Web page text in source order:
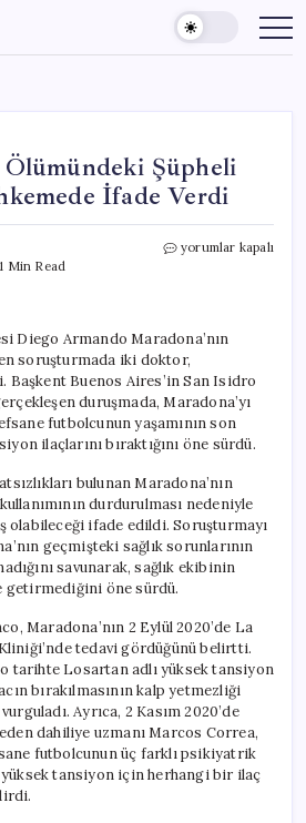
Ölümündeki Şüpheli
İfade Verdi
1 Min Read
Maradona’nın
İfade
Verdi
için
yorumlar kapalı
Diego Armando Maradona’nın
soruşturmada iki doktor,
Başkent Buenos Aires’in San Isidro
duruşmada, Maradona’yı
futbolcunun yaşamının son
ilaçlarını bıraktığını öne sürdü.
bulunan Maradona’nın
durdurulması nedeniyle
olabileceği ifade edildi. Soruşturmayı
geçmişteki sağlık sorunlarının
savunarak, sağlık ekibinin
getirmediğini öne sürdü.
Maradona’nın 2 Eylül 2020’de La
tedavi gördüğünü belirtti.
o tarihte Losartan adlı yüksek tansiyon
bırakılmasının kalp yetmezliği
Ayrıca, 2 Kasım 2020’de
dahiliye uzmanı Marcos Correa,
futbolcunun üç farklı psikiyatrik
yüksek tansiyon için herhangi bir ilaç